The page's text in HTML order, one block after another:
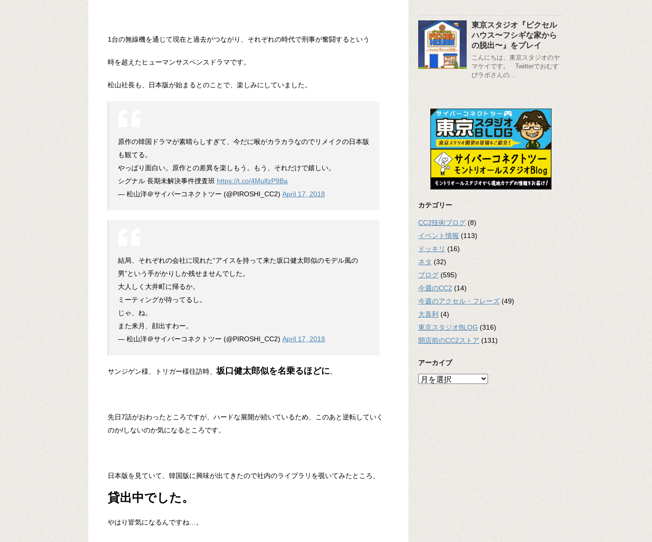
1台の無線機を通じて現在と過去がつながり、それぞれの時代で刑事が奮闘するという
時を超えたヒューマンサスペンスドラマです。
松山社長も、日本版が始まるとのことで、楽しみにしていました。
原作の韓国ドラマが素晴らしすぎて、今だに喉がカラカラなのでリメイクの日本版
も観てる。
やっぱり面白い。原作との差異を楽しもう。もう、それだけで嬉しい。
シグナル 長期未解決事件捜査班 https://t.co/4MulfzP9Ba
— 松山洋＠サイバーコネクトツー (@PIROSHI_CC2) April 17, 2018
結局、それぞれの会社に現れた“アイスを持って来た坂口健太郎似のモデル風の
男”という手がかりしか残せませんでした。
大人しく大井町に帰るか。
ミーティングが待ってるし。
じゃ、ね。
また来月、顔出すわー。
— 松山洋＠サイバーコネクトツー (@PIROSHI_CC2) April 17, 2018
サンジゲン様、トリガー様往訪時、坂口健太郎似を名乗るほどに。
先日7話がおわったところですが、ハードな展開が続いているため、このあと逆転していく
のか/しないのか気になるところです。
日本版を見ていて、韓国版に興味が出てきたので社内のライブラリを覗いてみたところ、
貸出中でした。
やはり皆気になるんですね…。
東京スタジオ『ピクセル
ハウス〜フシギな家から
の脱出〜』をプレイ
こんにちは、東京スタジオのヤ
マケイです。 Twitterでおむす
びラボさんの…
カテゴリー
CC2技術ブログ (8)
イベント情報 (113)
ドッキリ (16)
ネタ (32)
ブログ (595)
今週のCC2 (14)
今週のアクセル・フレーズ (49)
大喜利 (4)
東京スタジオBLOG (316)
開店前のCC2ストア (131)
アーカイブ
ア